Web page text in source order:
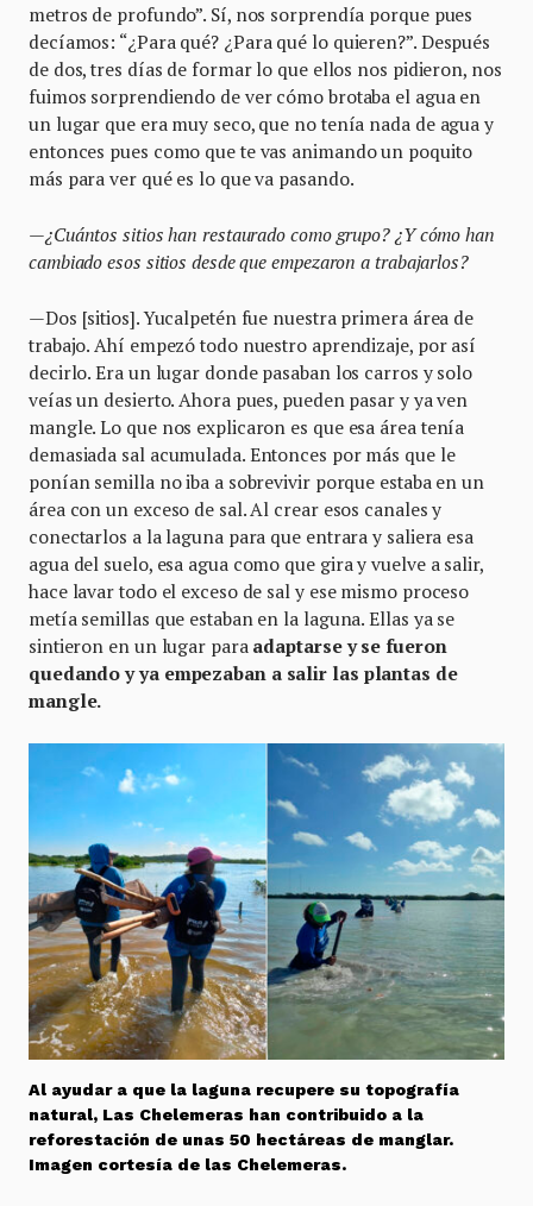
metros de profundo”. Sí, nos sorprendía porque pues
decíamos: “¿Para qué? ¿Para qué lo quieren?”. Después
de dos, tres días de formar lo que ellos nos pidieron, nos
fuimos sorprendiendo de ver cómo brotaba el agua en
un lugar que era muy seco, que no tenía nada de agua y
entonces pues como que te vas animando un poquito
más para ver qué es lo que va pasando.
—¿Cuántos sitios han restaurado como grupo? ¿Y cómo han
cambiado esos sitios desde que empezaron a trabajarlos?
—Dos [sitios]. Yucalpetén fue nuestra primera área de
trabajo. Ahí empezó todo nuestro aprendizaje, por así
decirlo. Era un lugar donde pasaban los carros y solo
veías un desierto. Ahora pues, pueden pasar y ya ven
mangle. Lo que nos explicaron es que esa área tenía
demasiada sal acumulada. Entonces por más que le
ponían semilla no iba a sobrevivir porque estaba en un
área con un exceso de sal. Al crear esos canales y
conectarlos a la laguna para que entrara y saliera esa
agua del suelo, esa agua como que gira y vuelve a salir,
hace lavar todo el exceso de sal y ese mismo proceso
metía semillas que estaban en la laguna. Ellas ya se
sintieron en un lugar para adaptarse y se fueron
quedando y ya empezaban a salir las plantas de
mangle.
Al ayudar a que la laguna recupere su topografía
natural, Las Chelemeras han contribuido a la
reforestación de unas 50 hectáreas de manglar.
Imagen cortesía de las Chelemeras.